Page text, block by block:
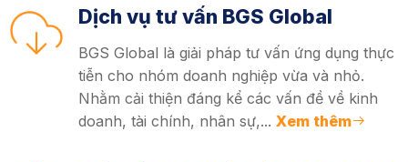
Dịch vụ tư vấn BGS Global
BGS Global là giải pháp tư vấn ứng dụng thực
tiễn cho nhóm doanh nghiệp vừa và nhỏ.
Nhằm cải thiện đáng kể các vấn đề về kinh
doanh, tài chính, nhân sự,... Xem thêm